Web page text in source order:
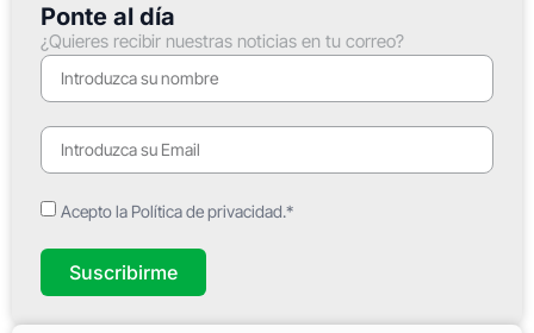
Ponte al día
¿Quieres recibir nuestras noticias en tu correo?
Acepto la Política de privacidad.*
Suscribirme